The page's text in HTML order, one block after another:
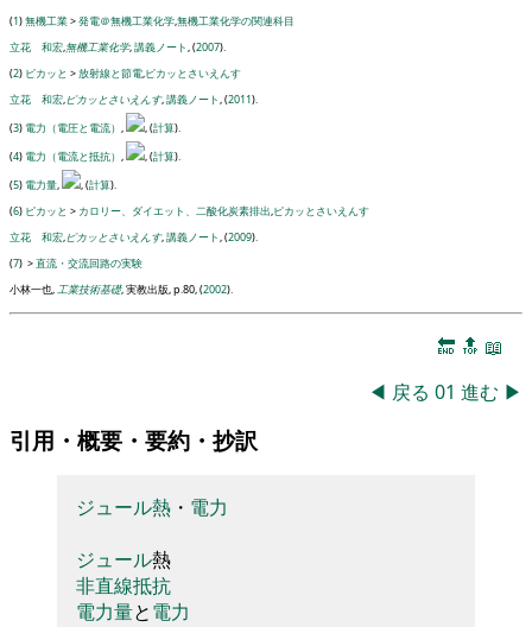
(1)無機工業>発電＠無機工業化学,無機工業化学の関連科目
立花 和宏,無機工業化学,講義ノート, (2007).
(2) ピカッと >放射線と節電,ピカッとさいえんす
立花 和宏,ピカッとさいえんす,講義ノート, (2011).
(3) 電力（電圧と電流） , , (計算).
(4) 電力（電流と抵抗） , , (計算).
(5) 電力量, , (計算).
(6) ピカッと > カロリー、ダイエット、二酸化炭素排出,ピカッとさいえんす
立花 和宏,ピカッとさいえんす,講義ノート, (2009).
(7) >直流・交流回路の実験
小林一也,工業技術基礎, 実教出版, p.80, (2002).
🔚 🔝 📖
◀ 戻る 01 進む ▶
引用・概要・要約・抄訳
ジュール熱 ・ 電力
ジュール熱
非直線抵抗
電力量と電力